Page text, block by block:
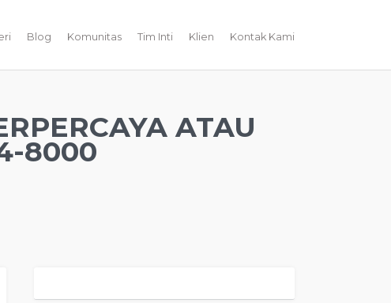
Blog Komunitas Tim Inti Klien Kontak Kami
ATAU
8000